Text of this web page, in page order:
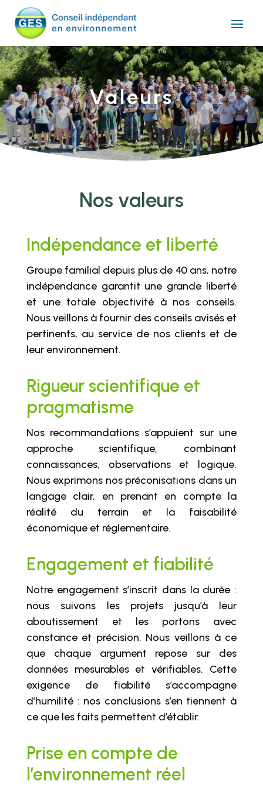
Valeurs
Nos valeurs
Indépendance et liberté
Groupe familial depuis plus de 40 ans, notre
indépendance garantit une grande liberté
et une totale objectivité à nos conseils.
Nous veillons à fournir des conseils avisés et
pertinents, au service de nos clients et de
leur environnement.
Rigueur scientifique et
pragmatisme
Nos recommandations s’appuient sur une
approche scientifique, combinant
connaissances, observations et logique.
Nous exprimons nos préconisations dans un
langage clair, en prenant en compte la
réalité du terrain et la faisabilité
économique et réglementaire.
Engagement et fiabilité
Notre engagement s’inscrit dans la durée :
nous suivons les projets jusqu’à leur
aboutissement et les portons avec
constance et précision. Nous veillons à ce
que chaque argument repose sur des
données mesurables et vérifiables. Cette
exigence de fiabilité s’accompagne
d’humilité : nos conclusions s’en tiennent à
ce que les faits permettent d’établir.
Prise en compte de
l’environnement réel